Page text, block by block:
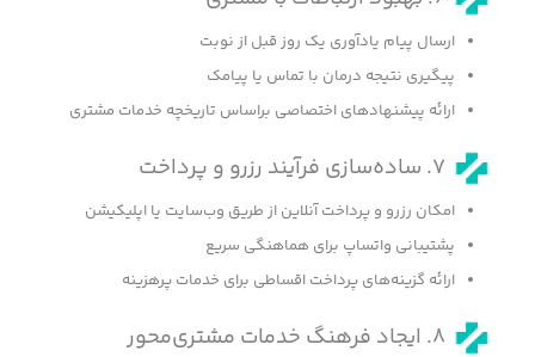
ارسال پیام یادآوری یک روز قبل از نوبت
پیگیری نتیجه درمان با تماس یا پیامک
ارائه پیشنهادهای اختصاصی براساس تاریخچه خدمات مشتری
۷. ساده‌سازی فرآیند رزرو و پرداخت
امکان رزرو و پرداخت آنلاین از طریق وب‌سایت یا اپلیکیشن
پشتیبانی واتساپ برای هماهنگی سریع
ارائه گزینه‌های پرداخت اقساطی برای خدمات پرهزینه
۸. ایجاد فرهنگ خدمات مشتری‌محور